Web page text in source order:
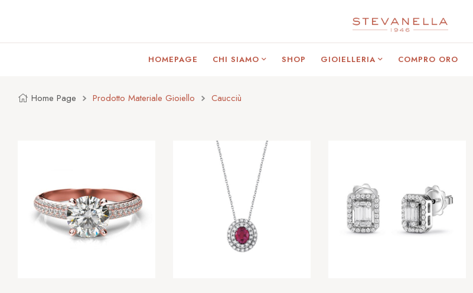
HOMEPAGE CHI SIAMO SHOP GIOIELLERIA COMPRO ORO
Home Page Prodotto Materiale Gioiello Caucciù